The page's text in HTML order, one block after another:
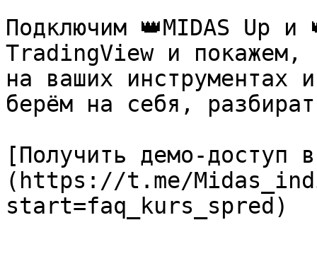
Подключим 👑MIDAS Up и
TradingView и покажем,
на ваших инструментах
берём на себя,
[Получить демо-доступ
(https://t.me/